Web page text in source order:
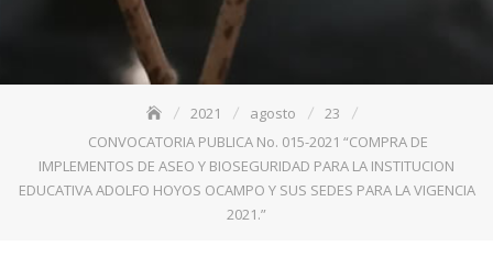
2021 agosto
23
CONVOCATORIA PUBLICA No. 015-2021 “COMPRA DE
IMPLEMENTOS DE ASEO Y BIOSEGURIDAD PARA LA INSTITUCION
EDUCATIVA ADOLFO HOYOS OCAMPO Y SUS SEDES PARA LA VIGENCIA
2021.”